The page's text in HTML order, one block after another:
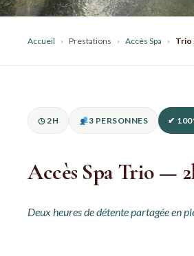
Accueil › Prestations › Accès Spa › Trio
◷ 2H 3 PERSONNES ✔
Accès Spa Trio —
Deux heures de détente partagée en